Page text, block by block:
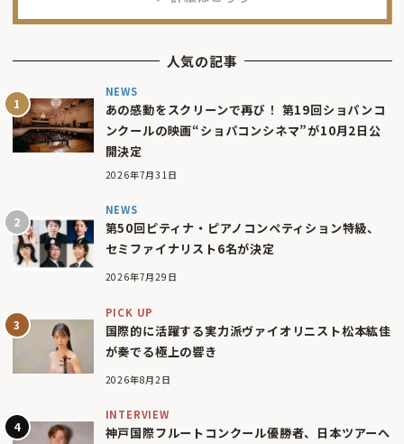
人気の記事
NEWS
あの感動をスクリーンで再び！ 第19回ショパンコ
ンクールの映画“ショパコンシネマ”が10月2日公
開決定
2026年7月31日
NEWS
第50回ピティナ・ピアノコンペティション特級、
セミファイナリスト6名が決定
2026年7月29日
PICK UP
国際的に活躍する実力派ヴァイオリニスト松本紘佳
が奏でる極上の響き
2026年8月2日
INTERVIEW
神戸国際フルートコンクール優勝者、日本ツアーへ